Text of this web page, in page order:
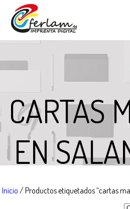
CARTAS
EN
Inicio / Productos etiquetados “cartas